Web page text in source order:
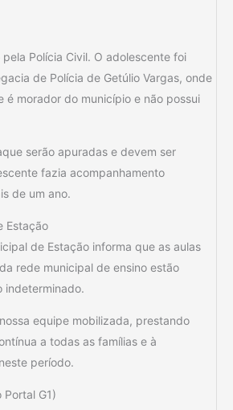
Polícia Civil. O adolescente foi
de Polícia de Getúlio Vargas, onde
é morador do município e não possui
serão apuradas e devem ser
fazia acompanhamento
de um ano.
Estação
de Estação informa que as aulas
rede municipal de ensino estão
indeterminado.
equipe mobilizada, prestando
a todas as famílias e à
período.
G1)